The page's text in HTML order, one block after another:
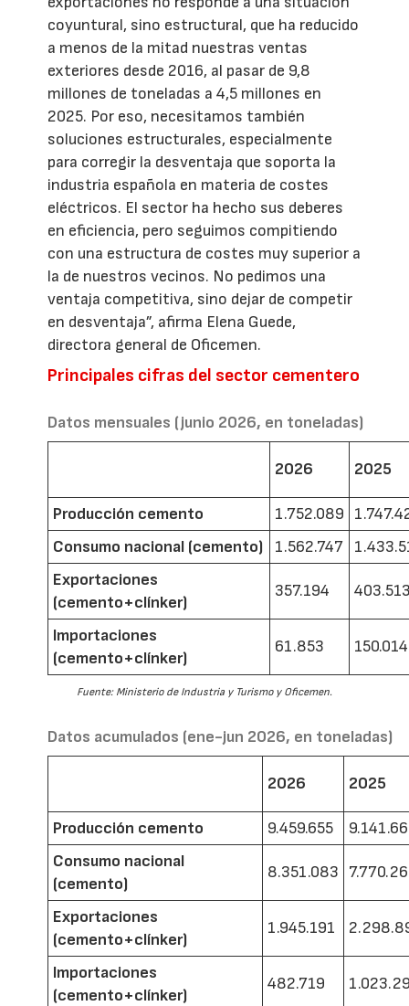
coyuntural, sino estructural, que ha reducido
a menos de la mitad nuestras ventas
exteriores desde 2016, al pasar de 9,8
millones de toneladas a 4,5 millones en
2025. Por eso, necesitamos también
soluciones estructurales, especialmente
para corregir la desventaja que soporta la
industria española en materia de costes
eléctricos. El sector ha hecho sus deberes
en eficiencia, pero seguimos compitiendo
con una estructura de costes muy superior a
la de nuestros vecinos. No pedimos una
ventaja competitiva, sino dejar de competir
en desventaja”, afirma Elena Guede,
directora general de Oficemen.
Principales cifras del sector cementero
Datos mensuales (junio 2026, en toneladas)
2026 2025
Producción cemento 1.752.089
Consumo nacional (cemento)
1.562.747
Exportaciones
(cemento+clínker)
357.194
Importaciones
(cemento+clínker)
61.853 150.014
Fuente: Ministerio de Industria y Turismo y Oficemen.
Datos acumulados (ene-jun 2026, en toneladas)
2026 2025
Producción cemento 9.459.655
Consumo nacional
(cemento)
8.351.083
Exportaciones
(cemento+clínker)
1.945.191
Importaciones
(cemento+clínker)
482.719